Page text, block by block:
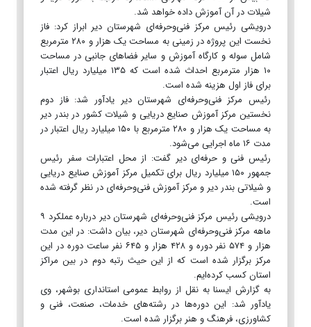
شیلات در آن آموزش داده خواهد شد.
درویشی رئیس مرکز فنی‌وحرفه‌ای شهرستان دیر ابراز کرد: فاز
نخست این پروژه در زمینی به مساحت یک هزار و ۲۸۰ مترمربع
شامل سوله و کارگاه آموزش و سایر فضاهای جانبی در مساحت
۱۰ هزار مترمربع احداث شده است که ۱۳۵ میلیارد ریال اعتبار
برای فاز اول هزینه شده است.
رئیس مرکز فنی‌وحرفه‌ای شهرستان دیر یادآور شد: فاز دوم
نخستین مرکز آموزش صنایع دریایی و شیلات کشور در بندر دیر
به مساحت یک هزار و ۲۸۰ مترمربع با ۱۵۰ میلیارد ریال اعتبار در
مدت ۱۶ ماه اجرایی می‌شود.
رئیس فنی و حرفه‌ای دیر گفت: از محل اعتبارات سفر رئیس
جمهور ۱۵۰ میلیارد ریال برای تکمیل مرکز آموزش صنایع دریایی
و شیلاتی بندر دیر و مرکز آموزش فنی‌وحرفه‌ای در نظر گرفته شده
است.
درویشی رئیس مرکز فنی‌وحرفه‌ای شهرستان دیر درباره عملکرد ۹
ماهه مرکز فنی‌وحرفه‌ای شهرستان دیر، بیان داشت: در این مدت
هزار و ۵۷۴ نفر دوره و ۴۲۸ هزار و ۶۴۵ نفر ساعت دوره در این
مرکز برگزار شده است که از این حیث رتبه دوم در بین مراکز
استان کسب کرده‌ایم.
به گزارش ایسنا به نقل از روابط عمومی استانداری بوشهر، وی
یادآور شد: این دوره‌ها در رشته‌های خدمات، صنعت، فنی و
کشاورزی، فرهنگ و هنر برگزار شده است.